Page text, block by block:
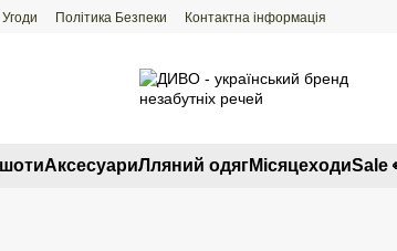
Політика Безпеки Контактна інформація
АксесуариЛляний одягМісяцеходиSale